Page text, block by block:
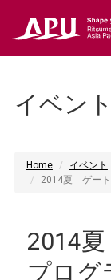
イベント
Home
イベント
2014夏 ゲート
2014
プログ